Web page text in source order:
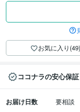
お気に入り(49)
ココナラの安心保証
お届け日数
要相談